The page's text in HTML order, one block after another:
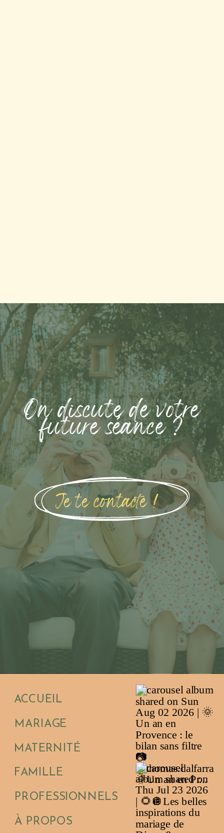
On discute de votre
future séance ?
Je te contacte !
ACCUEIL
PROFESSIONNELS
FAMILLE
MATERNITÉ
MARIAGE
À PROPOS